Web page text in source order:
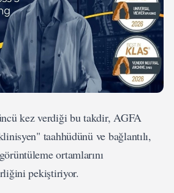
kez verdiği bu takdir, AGFA
taahhüdünü ve bağlantılı,
ortamlarını
pekiştiriyor.